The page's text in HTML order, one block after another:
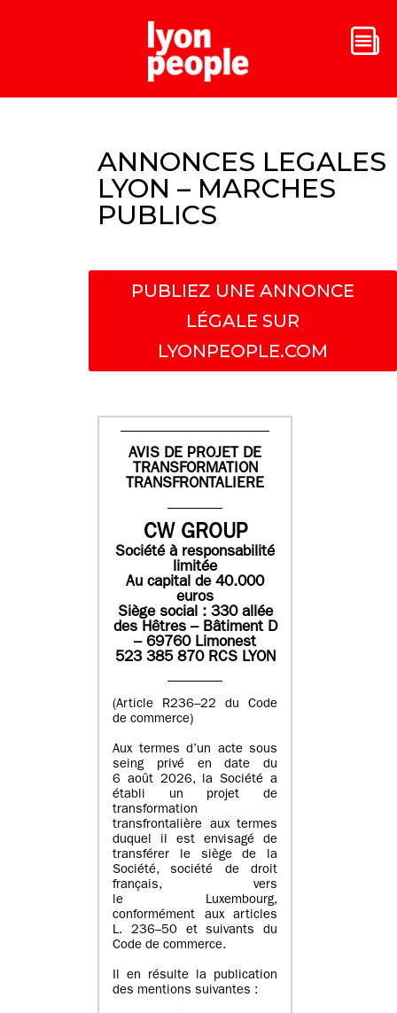
ANNONCES LEGALES
LYON – MARCHES
PUBLICS
PUBLIEZ UNE ANNONCE
LÉGALE SUR
LYONPEOPLE.COM
AVIS DE PROJET DE
TRANSFORMATION
TRANSFRONTALIERE
CW GROUP
Société à responsabilité
limitée
Au capital de 40.000
euros
Siège social : 330 allée
des Hêtres – Bâtiment D
– 69760 Limonest
523 385 870 RCS LYON
(Article R236–22 du Code
de commerce)
Aux termes d’un acte sous
seing privé en date du
6 août 2026, la Société a
établi un projet de
transformation
transfrontalière aux termes
duquel il est envisagé de
transférer le siège de la
Société, société de droit
français, vers
le Luxembourg,
conformément aux articles
L. 236–50 et suivants du
Code de commerce.
Il en résulte la publication
des mentions suivantes :